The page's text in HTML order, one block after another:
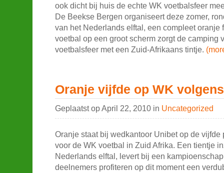
ook dicht bij huis de echte WK voetbalsfeer
De Beekse Bergen organiseert deze zomer,
van het Nederlands elftal, een compleet oranje
voetbal op een groot scherm zorgt de camping
voetbalsfeer met een Zuid-Afrikaans tintje.
Oranje vijfde op WK
Geplaatst op April 22, 2010 in Uncategorized
Oranje staat bij wedkantoor Unibet op de vijfde
voor de WK voetbal in Zuid Afrika. Een tientje
Nederlands elftal, levert bij een
deelnemers profiteren op dit moment een